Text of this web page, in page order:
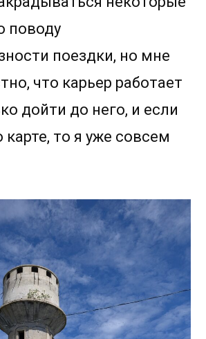
поводу
поездки, но мне
что карьер работает
дойти до него, и если
то я уже совсем